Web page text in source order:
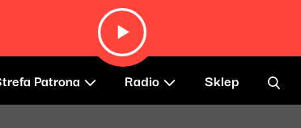
Patrona Radio Sklep